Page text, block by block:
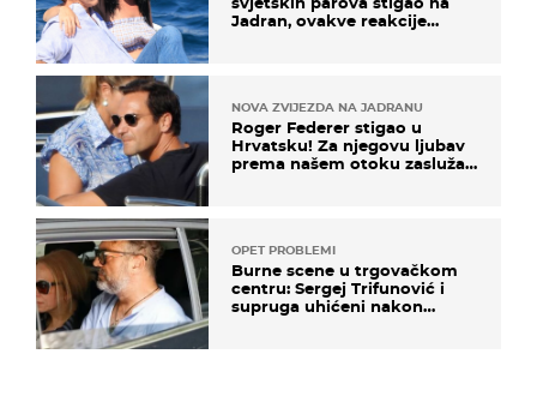
Jadran, ovakve reakcije
NOVA ZVIJEZDA NA JADRANU
Roger Federer stigao u
Hrvatsku! Za njegovu ljubav
prema našem otoku zaslužan
OPET PROBLEMI
Burne scene u trgovačkom
centru: Sergej Trifunović i
supruga uhićeni nakon